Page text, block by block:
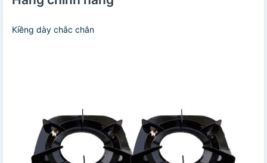
Kiềng dày chắc chắn